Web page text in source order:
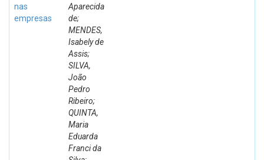
nas
empresas
Aparecida
de;
MENDES,
Isabely de
Assis;
SILVA,
João
Pedro
Ribeiro;
QUINTA,
Maria
Eduarda
Franci da